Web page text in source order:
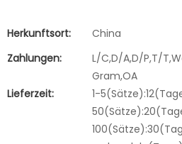
Herkunftsort:
China
Zahlungen:
L/C,D/A,D/P,T/
Gram,OA
Lieferzeit:
1-